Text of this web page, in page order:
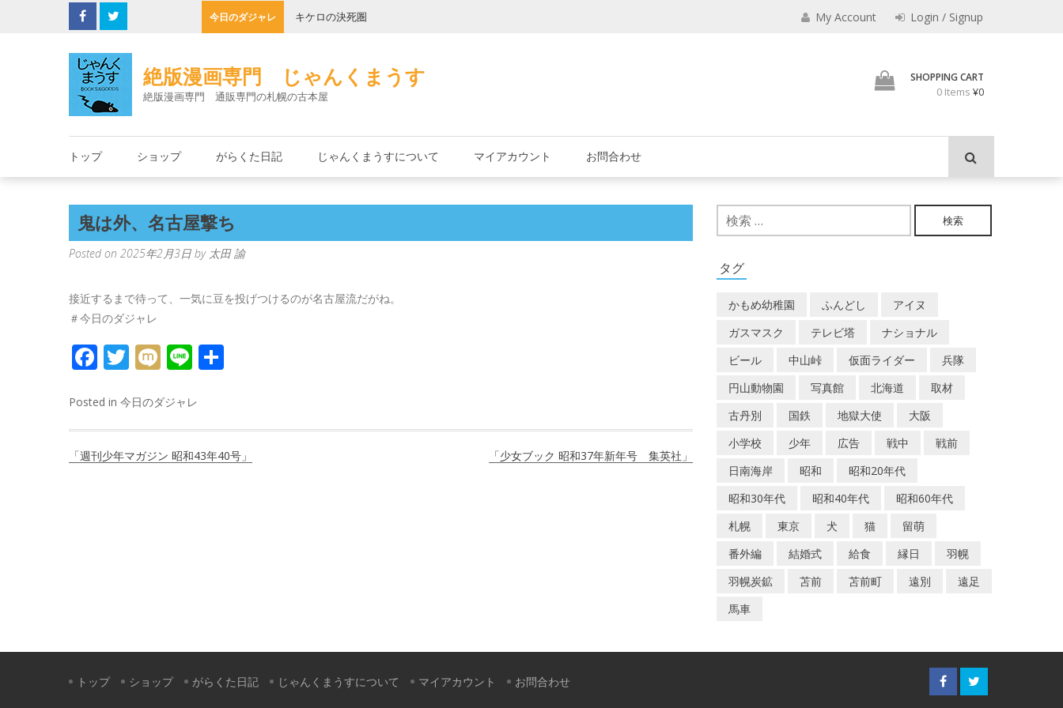
今日のダジャレ キケロの決死圏 加藤茶の缶詰
My Account Login / Signup
絶版漫画専門 じゃんくまうす
絶版漫画専門 通販専門の札幌の古本屋
SHOPPING CART
0 Items ¥0
トップ ショップ がらくた日記 じゃんくまうすについて マイアカウント お問合わせ
鬼は外、名古屋撃ち
Posted on 2025年2月3日 by 太田 諭
接近するまで待って、一気に豆を投げつけるのが名古屋流だがね。
＃今日のダジャレ
FACEBOOK
TWITTER
MIXILINE
Posted in 今日のダジャレ
「週刊少年マガジン 昭和43年40号」 「少女ブック 昭和37年新年号 集英社」
検
索:
タグ
かもめ幼稚園 ふんどし
アイヌ
ガスマスク
テレビ塔
ナショナル
ビール
中山峠 仮面ライダー
兵隊
円山動物園
写真館 北海道
取材
古丹別
国鉄 地獄大使
大阪
小学校
少年 広告 戦中
戦前
日南海岸
昭和
昭和20年代
昭和30年代
昭和40年代
昭和60年代
札幌
東京 犬 猫
留萌
番外編
結婚式 給食 縁日
羽幌
羽幌炭鉱
苫前 苫前町 遠別
遠足
馬車
トップ ショップ がらくた日記 じゃんくまうすについて マイアカウント お問合わせ